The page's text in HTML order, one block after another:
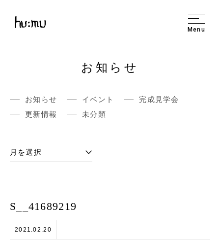
Menu
お知らせ
お知らせ イベント
完成見学会
更新情報
未分類
S__41689219
2021.02.20